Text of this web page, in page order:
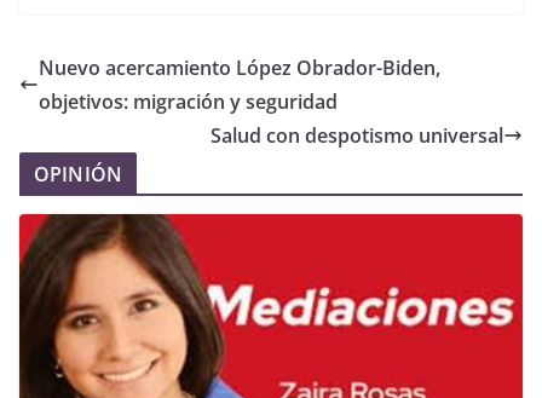
Nuevo acercamiento López Obrador-Biden,
objetivos: migración y seguridad
Salud con despotismo universal
OPINIÓN